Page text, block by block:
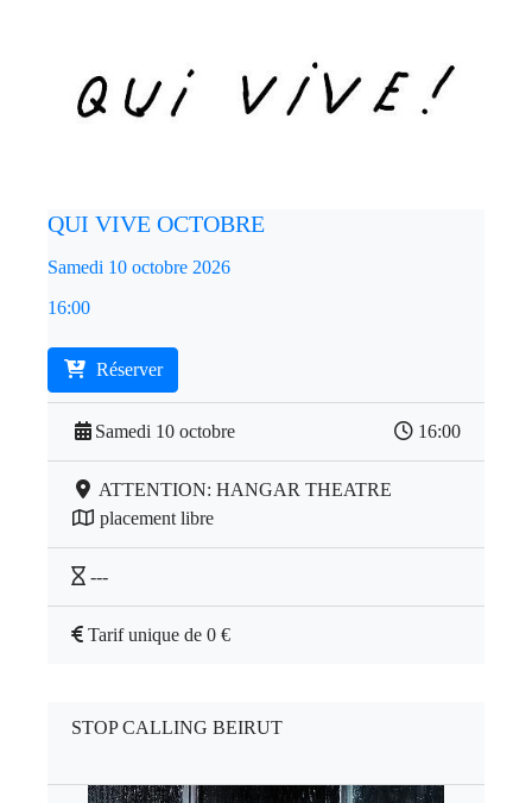
QUI VIVE OCTOBRE
Samedi 10 octobre 2026
16:00
Réserver
Samedi 10 octobre 16:00
ATTENTION: HANGAR THEATRE
placement libre
---
Tarif unique de 0 €
STOP CALLING BEIRUT